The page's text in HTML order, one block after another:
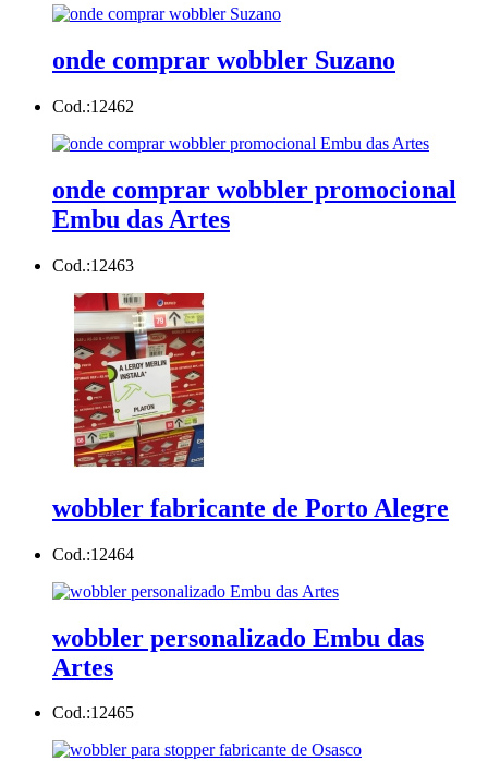
onde comprar wobbler Suzano
Cod.:12462
onde comprar wobbler promocional
Embu das Artes
Cod.:12463
wobbler fabricante de Porto Alegre
Cod.:12464
wobbler personalizado Embu das
Artes
Cod.:12465